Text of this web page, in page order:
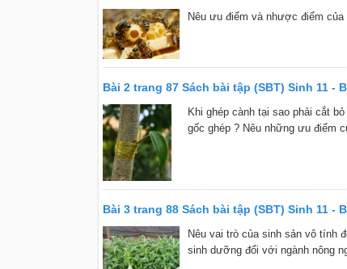
Nêu ưu điểm và nhược điểm
Bài 2 trang 87 Sách bài tập (SBT) Sinh 11 -
Khi ghép cành tại sao phải cắt
gốc ghép ? Nêu những ưu điểm
Bài 3 trang 88 Sách bài tập (SBT) Sinh 11 -
Nêu vai trò của sinh sản vô tính
sinh dưỡng đối với ngành nông